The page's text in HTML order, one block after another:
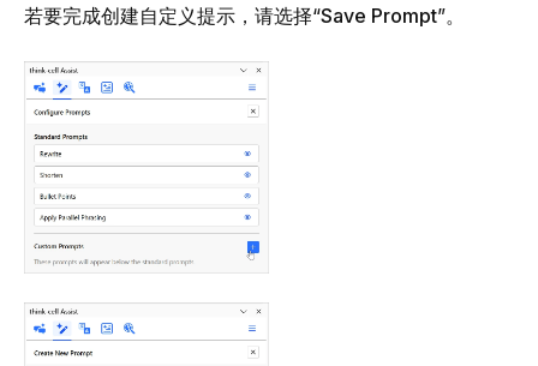
若要完成创建自定义提示，请选择“Save Prompt”。